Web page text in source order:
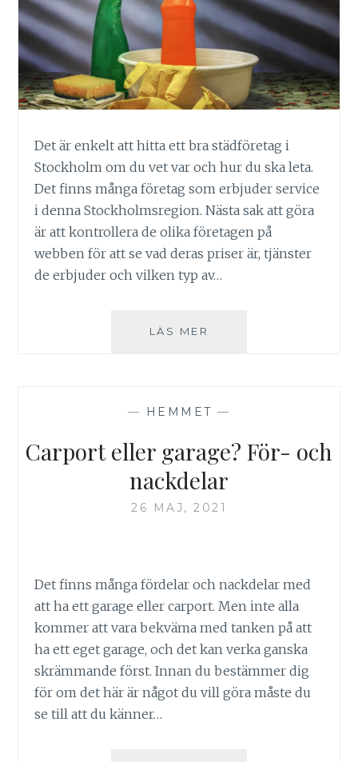
Det är enkelt att hitta ett bra städföretag i
Stockholm om du vet var och hur du ska leta.
Det finns många företag som erbjuder service
i denna Stockholmsregion. Nästa sak att göra
är att kontrollera de olika företagen på
webben för att se vad deras priser är, tjänster
de erbjuder och vilken typ av…
LÄS MER
— HEMMET —
Carport eller garage? För- och
nackdelar
26 MAJ, 2021
Det finns många fördelar och nackdelar med
att ha ett garage eller carport. Men inte alla
kommer att vara bekväma med tanken på att
ha ett eget garage, och det kan verka ganska
skrämmande först. Innan du bestämmer dig
för om det här är något du vill göra måste du
se till att du känner…